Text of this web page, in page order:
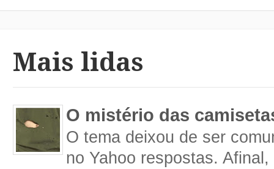
Mais lidas
O mistério das
O tema deixou de ser
no Yahoo respostas.